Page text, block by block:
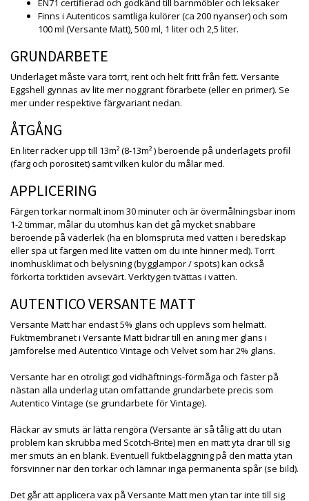
EN71 certifierad och godkänd till barnmöbler och leksaker
Finns i Autenticos samtliga kulörer (ca 200 nyanser) och som
100 ml (Versante Matt), 500 ml, 1 liter och 2,5 liter.
GRUNDARBETE
Underlaget måste vara torrt, rent och helt fritt från fett. Versante
Eggshell gynnas av lite mer noggrant förarbete (eller en primer). Se
mer under respektive färgvariant nedan.
ÅTGÅNG
En liter räcker upp till 13m² (8-13m² ) beroende på underlagets profil
(färg och porositet) samt vilken kulör du målar med.
APPLICERING
Färgen torkar normalt inom 30 minuter och är övermålningsbar inom
1-2 timmar, målar du utomhus kan det gå mycket snabbare
beroende på väderlek (ha en blomspruta med vatten i beredskap
eller spä ut färgen med lite vatten om du inte hinner med). Torrt
inomhusklimat och belysning (bygglampor / spots) kan också
förkorta torktiden avsevärt. Verktygen tvättas i vatten.
AUTENTICO VERSANTE MATT
Versante Matt har endast 5% glans och upplevs som helmatt.
Fuktmembranet i Versante Matt bidrar till en aning mer glans i
jämförelse med Autentico Vintage och Velvet som har 2% glans.
Versante har en otroligt god vidhäftnings-förmåga och fäster på
nästan alla underlag utan omfattande grundarbete precis som
Autentico Vintage (se grundarbete för Vintage).
Fläckar av smuts är lätta rengöra (Versante är så tålig att du utan
problem kan skrubba med Scotch-Brite) men en matt yta drar till sig
mer smuts än en blank. Eventuell fuktbeläggning på den matta ytan
försvinner när den torkar och lämnar inga permanenta spår (se bild).
Det går att applicera vax på Versante Matt men ytan tar inte till sig